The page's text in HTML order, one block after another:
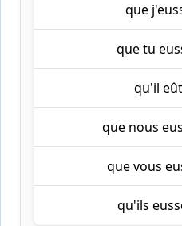
que
que tu
qu'il
que nous
que vous
qu'ils